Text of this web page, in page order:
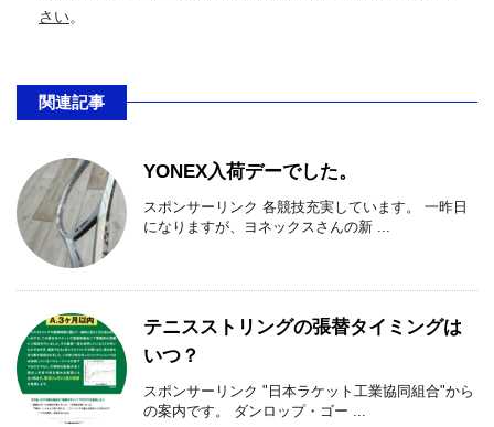
さい。
関連記事
YONEX入荷デーでした。
スポンサーリンク 各競技充実しています。 一昨日
になりますが、ヨネックスさんの新 ...
テニスストリングの張替タイミングは
いつ？
スポンサーリンク "日本ラケット工業協同組合"から
の案内です。 ダンロップ・ゴー ...